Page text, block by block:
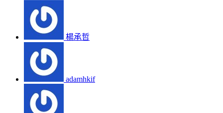
楊承哲
adamhkif